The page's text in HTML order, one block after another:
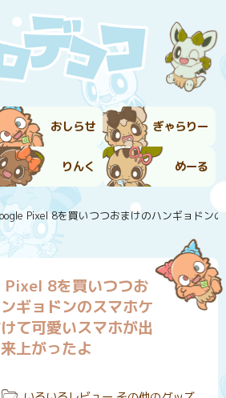
おしらせ ぎゃらりー
りんく めーる
Pixel 8を買いつつおまけのハンギョドン
8を買いつつお
ギョドンのスマホケ
て可愛いスマホが出
来上がったよ